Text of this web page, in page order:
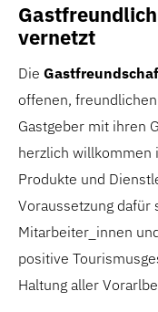
vernetzt
Die
offenen,
Gastgeber mit ihren
herzlich willkommen
Produkte und
Voraussetzung dafür
Mitarbeiter_innen
positive
Haltung aller